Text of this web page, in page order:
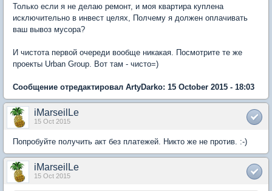
Только если я не делаю ремонт, и моя квартира куплена
исключительно в инвест целях, Полчему я должен оплачивать
ваш вывоз мусора?
И чистота первой очереди вообще никакая. Посмотрите те же
проекты Urban Group. Вот там - чисто=)
Сообщение отредактировал ArtyDarko: 15 October 2015 - 18:03
iMarseilLe
15 Oct 2015
Попробуйте получить акт без платежей. Никто же не против. :-)
iMarseilLe
15 Oct 2015